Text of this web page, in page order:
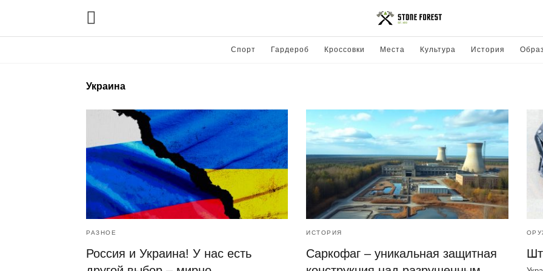
Спорт Гардероб Кроссовки Места Культура История
Украина
РАЗНОЕ
Россия и Украина! У нас есть
ИСТОРИЯ
Саркофаг – уникальная защитная